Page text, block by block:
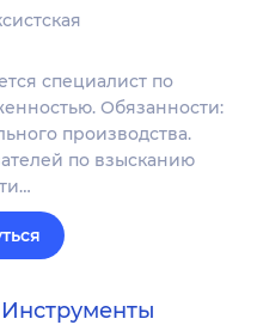
специалист по
Обязанности:
производства.
по взысканию